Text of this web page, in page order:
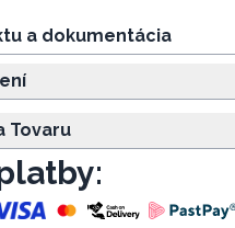
a dokumentácia
Tovaru